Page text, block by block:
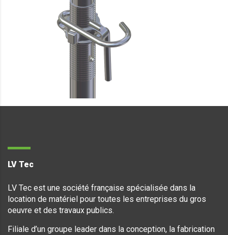
LV Tec
LV Tec est une société française spécialisée dans la
location de matériel pour toutes les entreprises du gros
oeuvre et des travaux publics.
Filiale d’un groupe leader dans la conception, la fabrication